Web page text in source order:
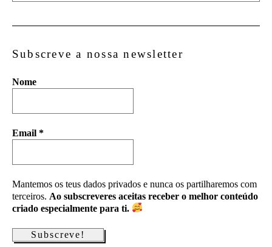
Subscreve a nossa newsletter
Nome
Email *
Mantemos os teus dados privados e nunca os partilharemos com
terceiros. Ao subscreveres aceitas receber o melhor conteúdo
criado especialmente para ti.